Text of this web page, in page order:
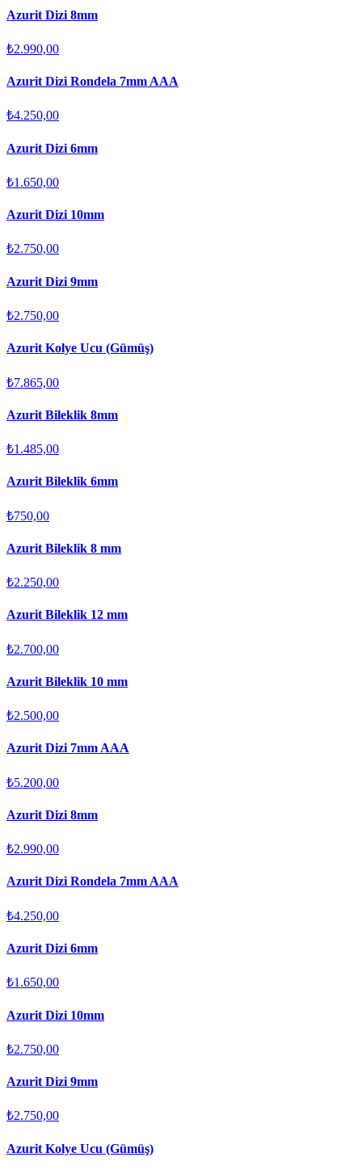
Azurit Dizi 8mm
₺2.990,00
Azurit Dizi Rondela 7mm AAA
₺4.250,00
Azurit Dizi 6mm
₺1.650,00
Azurit Dizi 10mm
₺2.750,00
Azurit Dizi 9mm
₺2.750,00
Azurit Kolye Ucu (Gümüş)
₺7.865,00
Azurit Bileklik 8mm
₺1.485,00
Azurit Bileklik 6mm
₺750,00
Azurit Bileklik 8 mm
₺2.250,00
Azurit Bileklik 12 mm
₺2.700,00
Azurit Bileklik 10 mm
₺2.500,00
Azurit Dizi 7mm AAA
₺5.200,00
Azurit Dizi 8mm
₺2.990,00
Azurit Dizi Rondela 7mm AAA
₺4.250,00
Azurit Dizi 6mm
₺1.650,00
Azurit Dizi 10mm
₺2.750,00
Azurit Dizi 9mm
₺2.750,00
Azurit Kolye Ucu (Gümüş)